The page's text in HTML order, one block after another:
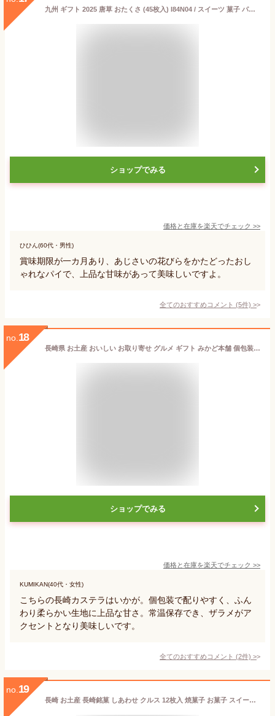
九州 ギフト 2025 唐草 おたくさ (45枚入) I84N04 / スイーツ 菓子 パイ菓子 焼き菓子 洋菓子 お茶菓子 / 個包装 小分け 長崎銘菓 お取り寄せ 【長崎土産】【唐草】【常温】
ショップでみる
価格と在庫を楽天でチェック >>
ひひん(60代・男性)
賞味期限が一カ月あり、あじさいの花びらをかたどったおし
ゃれなパイで、上品な甘味があって美味しいですよ。
全てのおすすめコメント (5件) >
no. 18
長崎県 お土産 おいしい お取り寄せ グルメ ギフト みかど本舗 個包装長崎カステラ 84g
ショップでみる
価格と在庫を楽天でチェック >>
KUMIKAN(40代・女性)
こちらの長崎カステラはいかが。個包装で配りやすく、ふん
わり柔らかい生地に上品な甘さ。常温保存でき、ザラメがア
クセントとなり美味しいです。
全てのおすすめコメント (2件) >
no. 19
長崎 お土産 長崎銘菓 しあわせ クルス 12枚入 焼菓子 お菓子 スイーツ 土産 手土産 長崎土産 修学旅行 ギフト プレゼント しあわせクルス かわいい お取り寄せ お礼 個包装 ゴーフル ゴーフレット 苺 いちご イチゴ さちのか 長崎県産